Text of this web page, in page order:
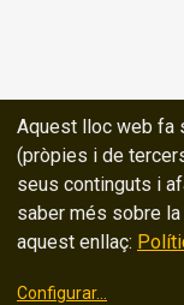
Aquest lloc web fa
(pròpies i de
seus continguts i
saber més sobre
aquest enllaç:
Configurar...